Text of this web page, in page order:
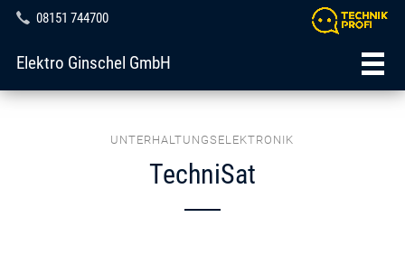
08151 744700
Elektro Ginschel GmbH
UNTERHALTUNGSELEKTRONIK
TechniSat